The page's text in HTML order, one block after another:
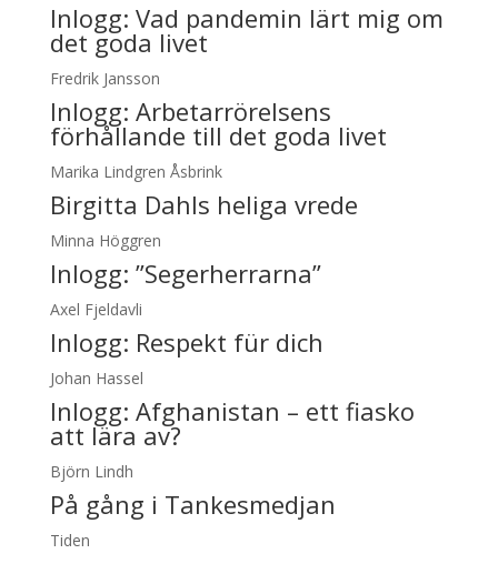
Inlogg: Vad pandemin lärt mig om
det goda livet
Fredrik Jansson
Inlogg: Arbetarrörelsens
förhållande till det goda livet
Marika Lindgren Åsbrink
Birgitta Dahls heliga vrede
Minna Höggren
Inlogg: ”Segerherrarna”
Axel Fjeldavli
Inlogg: Respekt für dich
Johan Hassel
Inlogg: Afghanistan – ett fiasko
att lära av?
Björn Lindh
På gång i Tankesmedjan
Tiden